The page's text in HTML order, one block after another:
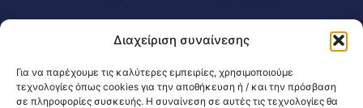
Διαχείριση συναίνεσης
Για να παρέχουμε τις καλύτερες εμπειρίες, χρησιμοποιούμε
τεχνολογίες όπως cookies για την αποθήκευση ή / και την πρόσβαση
σε πληροφορίες συσκευής. Η συναίνεση σε αυτές τις τεχνολογίες θα